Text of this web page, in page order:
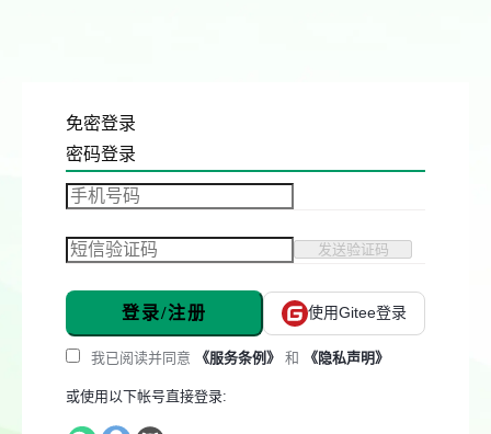
免密登录
密码登录
发送验证码
登录/注册 使用Gitee登录
我已阅读并同意 《服务条例》 和 《隐私声明》
或使用以下帐号直接登录: